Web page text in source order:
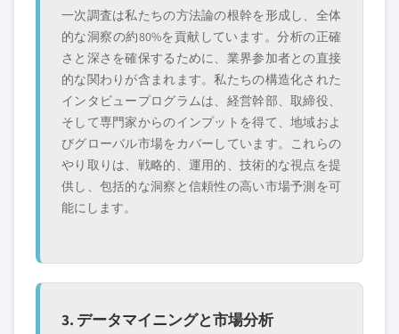
一次調査は私たちの方法論の根幹を形成し、全体
的な洞察の約80%を貢献しています。分析の正確
さと深さを確保するために、業界参加者との直接
的な関わりが含まれます。私たちの構造化された
インタビュープログラムは、経営幹部、取締役、
そして専門家からのインプットを得て、地域およ
びグローバル市場をカバーしています。これらの
やり取りは、戦略的、運用的、技術的な視点を提
供し、包括的な洞察と信頼性の高い市場予測を可
能にします。
3. データマイニングと市場分析